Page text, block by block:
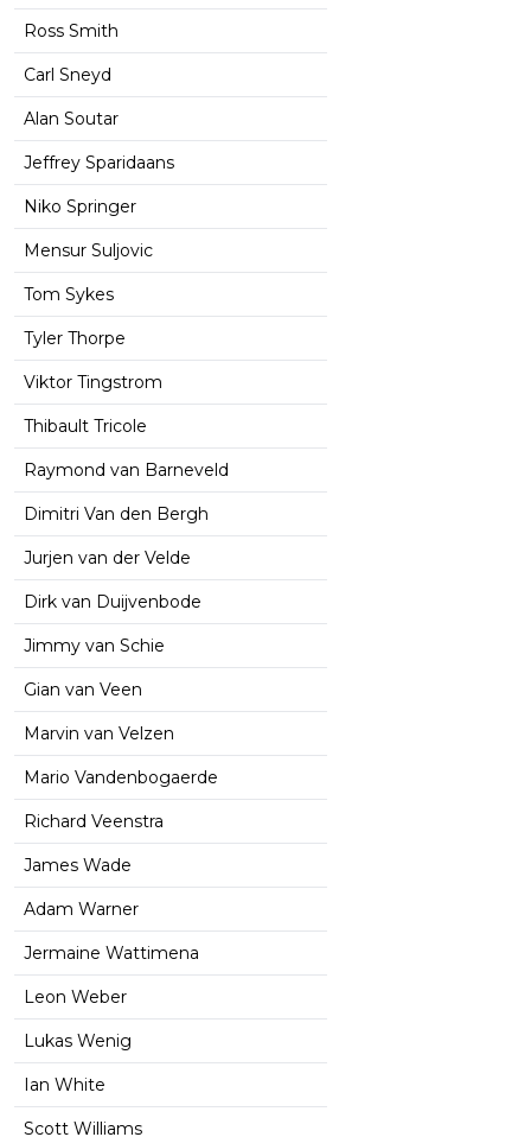
Ross Smith
Carl Sneyd
Alan Soutar
Jeffrey Sparidaans
Niko Springer
Mensur Suljovic
Tom Sykes
Tyler Thorpe
Viktor Tingstrom
Thibault Tricole
Raymond van Barneveld
Dimitri Van den Bergh
Jurjen van der Velde
Dirk van Duijvenbode
Jimmy van Schie
Gian van Veen
Marvin van Velzen
Mario Vandenbogaerde
Richard Veenstra
James Wade
Adam Warner
Jermaine Wattimena
Leon Weber
Lukas Wenig
Ian White
Scott Williams